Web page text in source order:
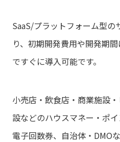
SaaS/プラットフォーム型
り、初期開発費用や開発期
ですぐに導入可能です。
小売店・飲食店・商業施設
設などのハウスマネー・ポ
電子回数券、自治体・DMO